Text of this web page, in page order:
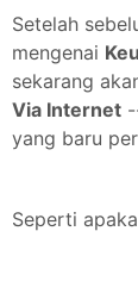
Setelah
mengenai
sekarang
Via Internet
yang baru
Seperti